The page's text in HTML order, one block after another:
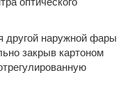
другой наружной фары
закрыв картоном